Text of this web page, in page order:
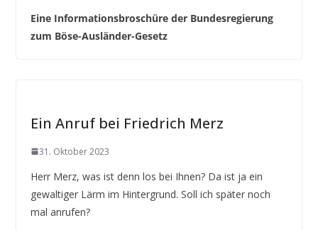
Eine Informationsbroschüre der Bundesregierung
zum Böse-Ausländer-Gesetz
Ein Anruf bei Friedrich Merz
31. Oktober 2023
Herr Merz, was ist denn los bei Ihnen? Da ist ja ein
gewaltiger Lärm im Hintergrund. Soll ich später noch
mal anrufen?